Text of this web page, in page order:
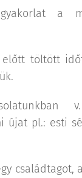
a
töltött
v.
újat pl.: esti
családtagot,